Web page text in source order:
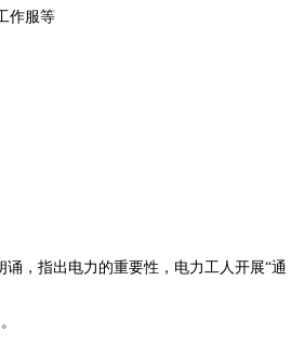
作服等
，指出电力的重要性，电力工人开展“通